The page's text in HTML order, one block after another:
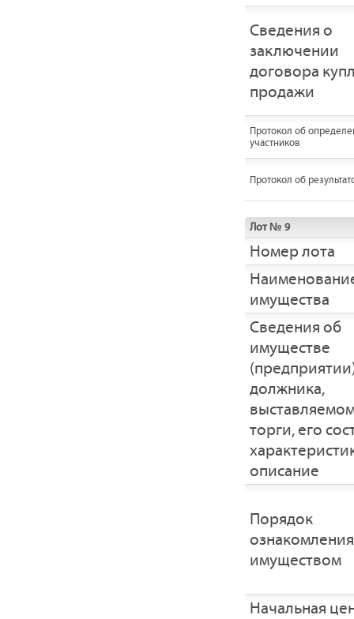
Сведения о
заключении
договора
продажи
Протокол об
участников
Протокол об
Лот № 9
Номер лота
имущества
Cведения об
имуществе
должника,
торги, его
описание
Порядок
имуществом
Начальная